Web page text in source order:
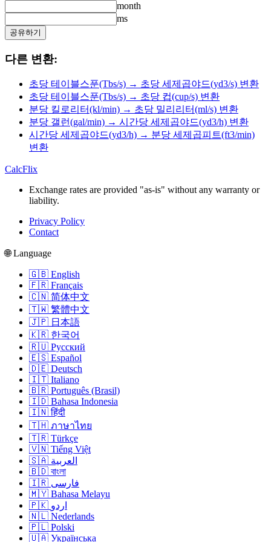
month
ms
공유하기
다른 변환:
초당 테이블스푼(Tbs/s) → 초당 세제곱야드(yd3/s) 변환
초당 테이블스푼(Tbs/s) → 초당 컵(cup/s) 변환
분당 킬로리터(kl/min) → 초당 밀리리터(ml/s) 변환
분당 갤런(gal/min) → 시간당 세제곱야드(yd3/h) 변환
시간당 세제곱야드(yd3/h) → 분당 세제곱피트(ft3/min)
변환
CalcFlix
Exchange rates are provided "as-is" without any warranty or
liability.
Privacy Policy
Contact
🌐 Language
🇬🇧 English
🇫🇷 Français
🇨🇳 简体中文
🇹🇼 繁體中文
🇯🇵 日本語
🇰🇷 한국어
🇷🇺 Русский
🇪🇸 Español
🇩🇪 Deutsch
🇮🇹 Italiano
🇧🇷 Português (Brasil)
🇮🇩 Bahasa Indonesia
🇮🇳 हिंदी
🇹🇭 ภาษาไทย
🇹🇷 Türkçe
🇻🇳 Tiếng Việt
🇸🇦 العربية
🇧🇩 বাংলা
🇮🇷 فارسی
🇲🇾 Bahasa Melayu
🇵🇰 اردو
🇳🇱 Nederlands
🇵🇱 Polski
🇺🇦 Українська